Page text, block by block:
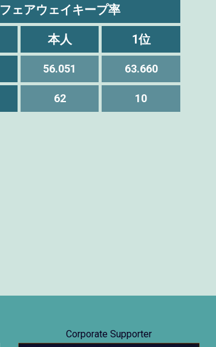
フェアウェイキープ率
本人 1位
56.051 63.660
62 10
Corporate Supporter